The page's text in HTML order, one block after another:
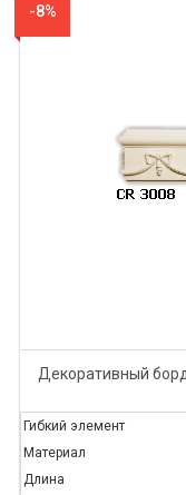
-8%
Декоративный
Гибкий элемент
Материал
Длина